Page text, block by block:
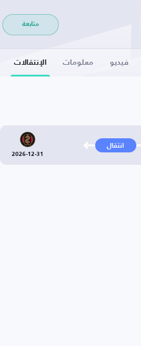
متابعة
فيديو معلومات الإنتقالات
انتقال
2026-12-31